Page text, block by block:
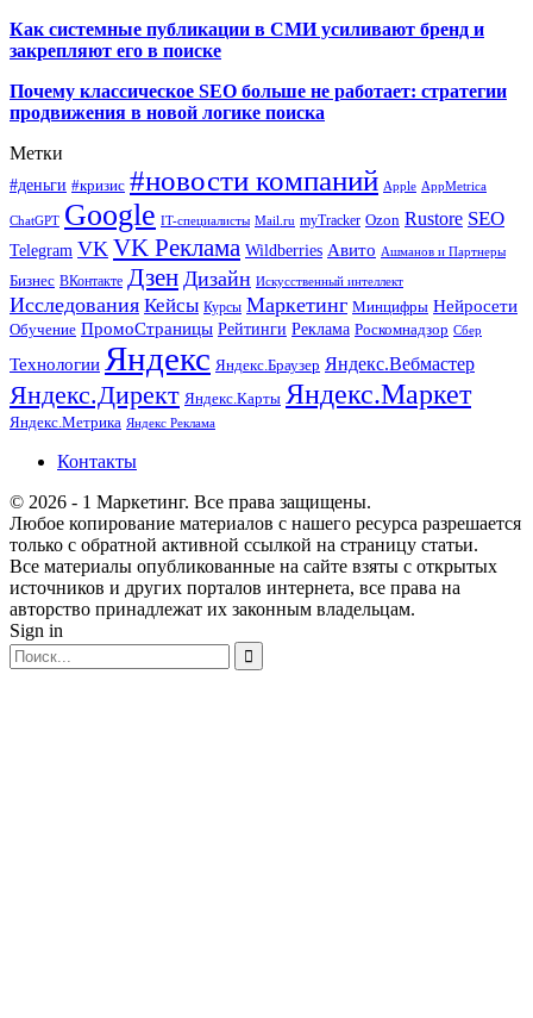
Как системные публикации в СМИ усиливают бренд и
закрепляют его в поиске
Почему классическое SEO больше не работает: стратегии
продвижения в новой логике поиска
Метки
#деньги #кризис #новости компаний Apple AppMetrica
ChatGPT Google IT-специалисты Mail.ru myTracker Ozon Rustore SEO
Telegram VK VK Реклама Wildberries Авито Ашманов и Партнеры
Бизнес ВКонтакте Дзен Дизайн Искусственный интеллект
Исследования Кейсы Курсы Маркетинг Минцифры Нейросети
Обучение ПромоСтраницы Рейтинги Реклама Роскомнадзор Сбер
Технологии Яндекс Яндекс.Браузер Яндекс.Вебмастер
Яндекс.Директ Яндекс.Карты Яндекс.Маркет
Яндекс.Метрика Яндекс Реклама
Контакты
© 2026 - 1 Маркетинг. Все права защищены.
Любое копирование материалов с нашего ресурса разрешается
только с обратной активной ссылкой на страницу статьи.
Все материалы опубликованные на сайте взяты с открытых
источников и других порталов интернета, все права на
авторство принадлежат их законным владельцам.
Sign in